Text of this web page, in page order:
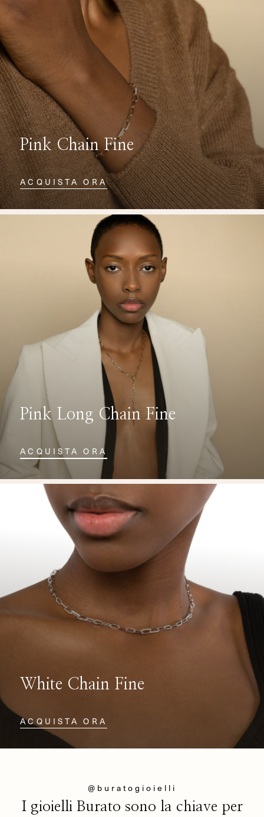
Pink Chain Fine
ACQUISTA ORA
Pink Long Chain Fine
ACQUISTA ORA
White Chain Fine
ACQUISTA ORA
@buratogioielli
I gioielli Burato sono la chiave per